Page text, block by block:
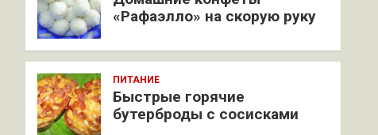
«Рафаэлло» на скорую руку
ПИТАНИЕ
Быстрые горячие
бутерброды с сосисками